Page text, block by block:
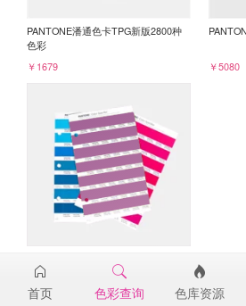
PANTONE潘通色卡TPG新版2800种
色彩
￥1679
￥5080
18-3025TPG
￥98
首页 色彩查询 色库资源